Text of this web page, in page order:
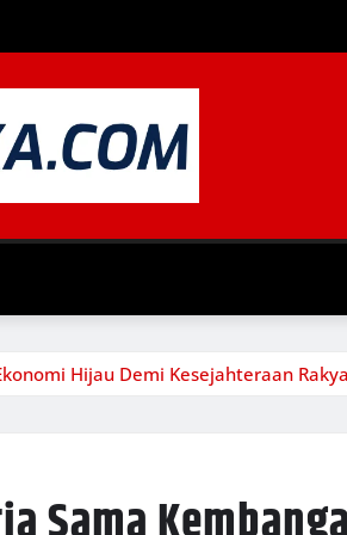
Hijau Demi Kesejahteraan